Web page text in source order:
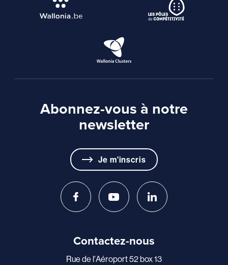
Abonnez-vous à notre
newsletter
Je m'inscris
Contactez-nous
Rue de l'Aéroport 52 box 13